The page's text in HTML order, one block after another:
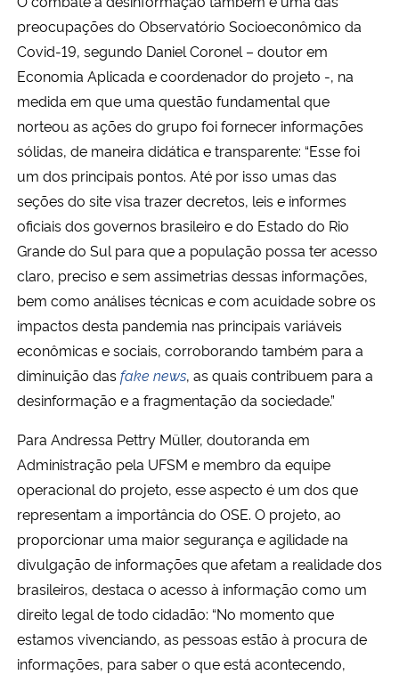
preocupações do Observatório Socioeconômico da
Covid-19, segundo Daniel Coronel – doutor em
Economia Aplicada e coordenador do projeto -, na
medida em que uma questão fundamental que
norteou as ações do grupo foi fornecer informações
sólidas, de maneira didática e transparente: “Esse foi
um dos principais pontos. Até por isso umas das
seções do site visa trazer decretos, leis e informes
oficiais dos governos brasileiro e do Estado do Rio
Grande do Sul para que a população possa ter acesso
claro, preciso e sem assimetrias dessas informações,
bem como análises técnicas e com acuidade sobre os
impactos desta pandemia nas principais variáveis
econômicas e sociais, corroborando também para a
diminuição dasfake news, as quais contribuem para a
desinformação e a fragmentação da sociedade.”
Para Andressa Pettry Müller, doutoranda em
Administração pela UFSM e membro da equipe
operacional do projeto, esse aspecto é um dos que
representam a importância do OSE. O projeto, ao
proporcionar uma maior segurança e agilidade na
divulgação de informações que afetam a realidade dos
brasileiros, destaca o acesso à informação como um
direito legal de todo cidadão: “No momento que
estamos vivenciando, as pessoas estão à procura de
informações, para saber o que está acontecendo,